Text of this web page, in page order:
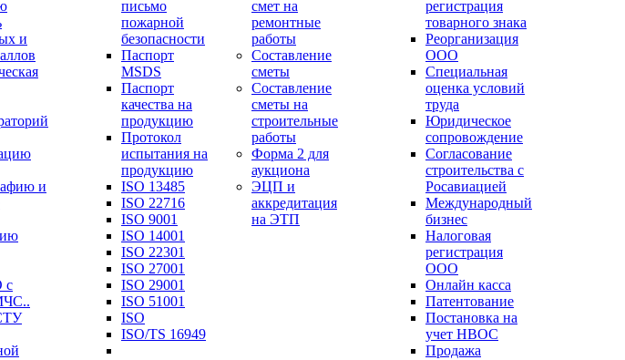
и
и
с
письмо
пожарной
безопасности
Паспорт
МSDS
Паспорт
качества на
продукцию
Протокол
испытания на
продукцию
ISO 13485
ISO 22716
ISO 9001
ISO 14001
ISO 22301
ISO 27001
ISO 29001
ISO 51001
ISO
ISO/TS 16949
смет на
ремонтные
работы
Составление
сметы
Составление
сметы на
строительные
работы
Форма 2 для
аукциона
ЭЦП и
аккредитация
на ЭТП
регистрация
товарного знака
Реорганизация
ООО
Специальная
оценка условий
труда
Юридическое
сопровождение
Согласование
строительства с
Росавиацией
Международный
бизнес
Налоговая
регистрация
ООО
Онлайн касса
Патентование
Постановка на
учет НВОС
Продажа